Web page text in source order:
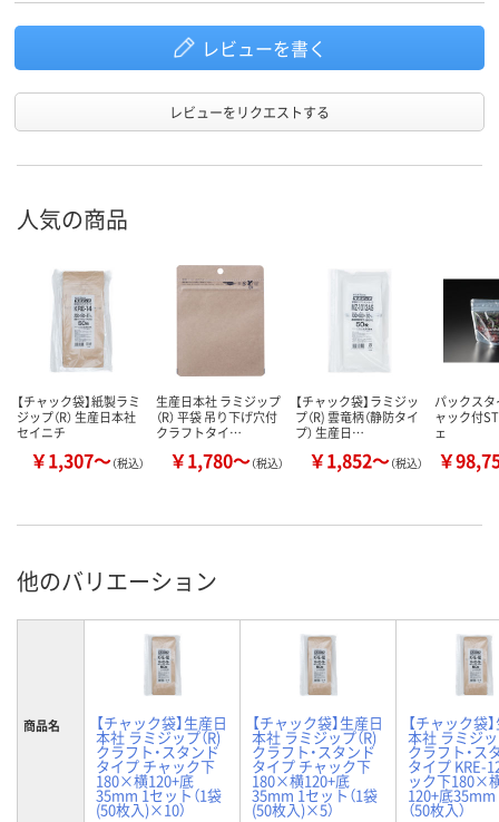
レビューを書く
レビューをリクエストする
人気の商品
【チャック袋】紙製ラミ
ジップ（R） 生産日本社
セイニチ
￥1,307～（税込）
生産日本社 ラミジップ
（R） 平袋 吊り下げ穴付
クラフトタイ…
￥1,780～（税込）
【チャック袋】ラミジッ
プ（R) 雲竜柄（静防タイ
プ） 生産日…
￥1,852～（税込）
パックスタ
ャック付
ェ
￥
他のバリエーション
商品名 【チャック袋】生産日
本社 ラミジップ（R)
クラフト・スタンド
タイプ チャック下
180×横120+底
35mm 1セット（1袋
(50枚入)×10）
【チャック袋】生産日
本社 ラミジップ（R)
クラフト・スタンド
タイプ チャック下
180×横120+底
35mm 1セット（1袋
(50枚入)×5）
【チャック袋
本社 ラミジッ
クラフト・ス
タイプ KRE-
ック下180×
120+底35mm
（50枚入）